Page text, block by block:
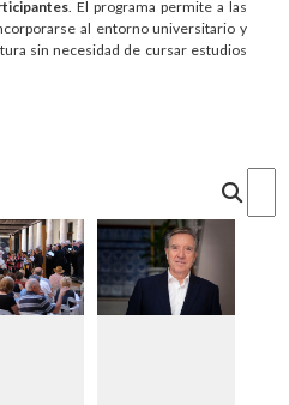
. El programa permite a las
al entorno universitario y
sin necesidad de cursar estudios